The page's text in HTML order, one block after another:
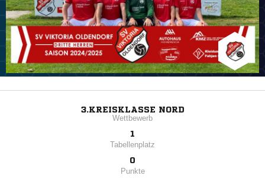
3.KREISKLASSE NORD
Wettbewerb
1
Tabellenplatz
0
Punkte